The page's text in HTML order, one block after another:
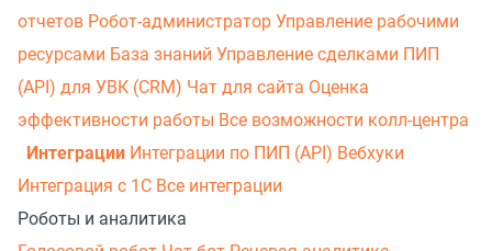
отчетов Робот-администратор Управление рабочими
ресурсами База знаний Управление сделками ПИП
(API) для УВК (CRM) Чат для сайта Оценка
эффективности работы Все возможности колл-центра
Интеграции Интеграции по ПИП (API) Вебхуки
Интеграция с 1С Все интеграции
Роботы и аналитика